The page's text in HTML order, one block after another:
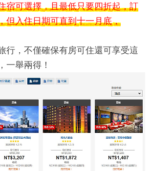
宿可選擇，且最低只要四折起，訂
但入住日期可直到十一月底，
行，不僅確保有房可住還可享受這
一舉兩得！